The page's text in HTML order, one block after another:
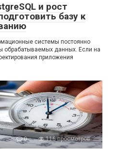
и рост
базу к
системы постоянно
обрабатываемых данных. Если на
приложения
0 116 просмотров